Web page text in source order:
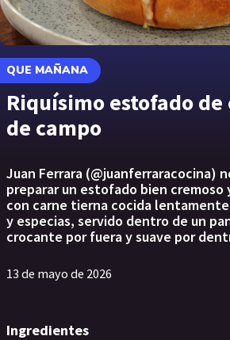
QUE MAÑANA
Riquísimo estofado de
de campo
Juan Ferrara (@juanferraracocina)
preparar un estofado bien cremoso
con carne tierna cocida
y especias, servido dentro de un
crocante por fuera y suave por
13 de mayo de 2026
Ingredientes